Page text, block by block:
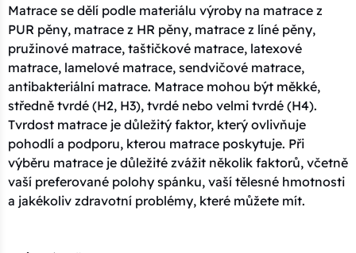
Matrace se dělí podle materiálu výroby na matrace z
PUR pěny, matrace z HR pěny, matrace z líné pěny,
pružinové matrace, taštičkové matrace, latexové
matrace, lamelové matrace, sendvičové matrace,
antibakteriální matrace. Matrace mohou být měkké,
středně tvrdé (H2, H3), tvrdé nebo velmi tvrdé (H4).
Tvrdost matrace je důležitý faktor, který ovlivňuje
pohodlí a podporu, kterou matrace poskytuje. Při
výběru matrace je důležité zvážit několik faktorů, včetně
vaší preferované polohy spánku, vaší tělesné hmotnosti
a jakékoliv zdravotní problémy, které můžete mít.